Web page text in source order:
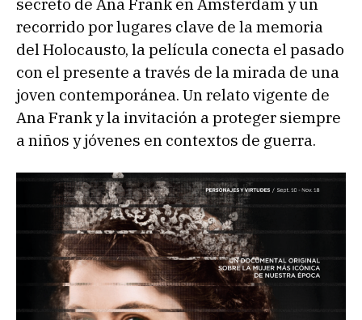
recorrido por lugares clave de la memoria
del Holocausto, la película conecta el pasado
con el presente a través de la mirada de una
joven contemporánea. Un relato vigente de
Ana Frank y la invitación a proteger siempre
a niños y jóvenes en contextos de guerra.